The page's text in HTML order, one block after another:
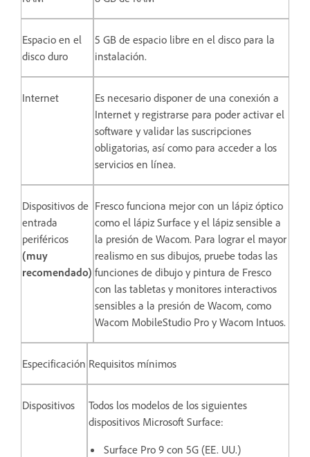
Espacio en el
disco duro
5 GB de espacio libre en el disco para la
instalación.
Internet
Es necesario disponer de una conexión a
Internet y registrarse para poder activar el
software y validar las suscripciones
obligatorias, así como para acceder a los
servicios en línea.
Dispositivos de
entrada
periféricos
(muy
recomendado)
Fresco funciona mejor con un lápiz óptico
como el lápiz Surface y el lápiz sensible a
la presión de Wacom. Para lograr el mayor
realismo en sus dibujos, pruebe todas las
funciones de dibujo y pintura de Fresco
con las tabletas y monitores interactivos
sensibles a la presión de Wacom, como
Wacom MobileStudio Pro y Wacom Intuos.
Especificación Requisitos mínimos
Dispositivos
Todos los modelos de los siguientes
dispositivos Microsoft Surface:
Surface Pro 9 con 5G (EE. UU.)